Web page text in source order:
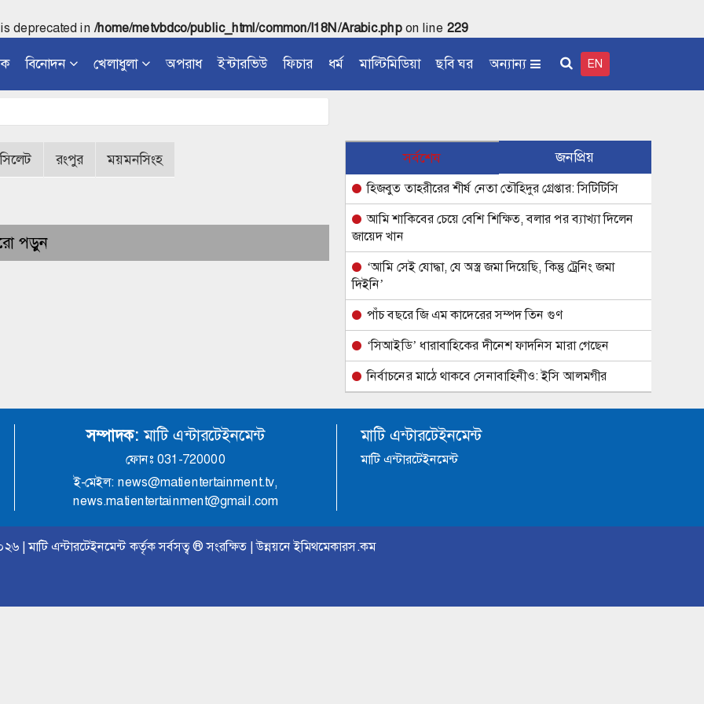
deprecated in /home/metvbdco/public_html/common/I18N/Arabic.phpon line 229
বিনোদন খেলাধুলা অপরাধ ইন্টারভিউ ফিচার ধর্ম মাল্টিমিডিয়া ছবি ঘর অন্যান্য EN
রংপুর ময়মনসিংহ
পড়ুন
সর্বশেষ জনপ্রিয়
হিজবুত তাহরীরের শীর্ষ নেতা তৌহিদুর গ্রেপ্তার: সিটিটিসি
আমি শাকিবের চেয়ে বেশি শিক্ষিত, বলার পর ব্যাখ্যা দিলেন
জায়েদ খান
‘আমি সেই যোদ্ধা, যে অস্ত্র জমা দিয়েছি, কিন্তু ট্রেনিং জমা
দিইনি’
পাঁচ বছরে জি এম কাদেরের সম্পদ তিন গুণ
‘সিআইডি’ ধারাবাহিকের দীনেশ ফাদনিস মারা গেছেন
নির্বাচনের মাঠে থাকবে সেনাবাহিনীও: ইসি আলমগীর
সম্পাদক: মাটি এন্টারটেইনমেন্ট
ফোনঃ 031-720000
ই-মেইল: news@matientertainment.tv,
news.matientertainment@gmail.com
মাটি এন্টারটেইনমেন্ট
মাটি এন্টারটেইনমেন্ট
|মাটি এন্টারটেইনমেন্টকর্তৃক সর্বসত্ব®সংরক্ষিত | উন্নয়নেইমিথমেকারস.কম